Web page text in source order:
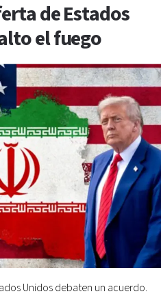
de Estados
el fuego
Unidos debaten un acuerdo.